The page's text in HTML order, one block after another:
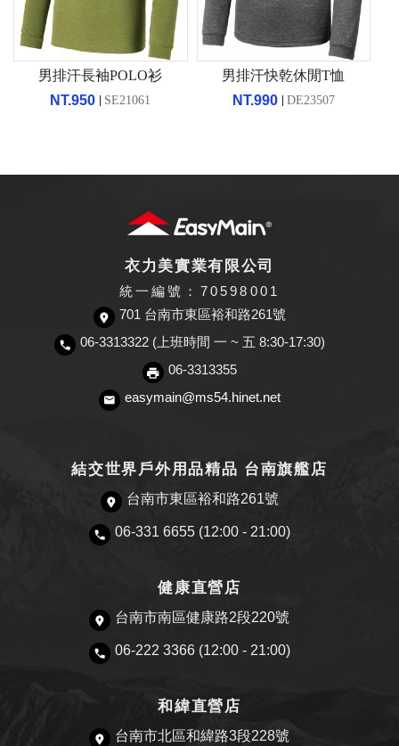
男排汗長袖POLO衫
NT.950
SE21061
男排汗快乾休閒T恤
NT.990
DE23507
衣力美實業有限公司
統一編號：70598001
701 台南市東區裕和路261號
06-3313322 (上班時間 一 ~ 五 8:30-17:30)
06-3313355
easymain@ms54.hinet.net
結交世界戶外用品精品 台南旗艦店
台南市東區裕和路261號
06-331 6655 (12:00 - 21:00)
健康直營店
台南市南區健康路2段220號
06-222 3366 (12:00 - 21:00)
和緯直營店
台南市北區和緯路3段228號